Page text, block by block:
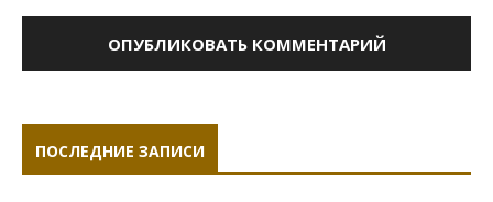
ПОСЛЕДНИЕ ЗАПИСИ